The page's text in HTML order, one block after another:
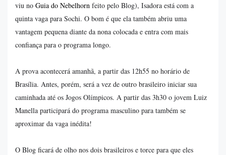
viu no Guia do Nebelhorn feito pelo Blog), Isadora está com a
quinta vaga para Sochi. O bom é que ela também abriu uma
vantagem pequena diante da nona colocada e entra com mais
confiança para o programa longo.
A prova acontecerá amanhã, a partir das 12h55 no horário de
Brasília. Antes, porém, será a vez de outro brasileiro iniciar sua
caminhada até os Jogos Olímpicos. A partir das 3h30 o jovem Luiz
Manella participará do programa masculino para também se
aproximar da vaga inédita!
O Blog ficará de olho nos dois brasileiros e torce para que eles